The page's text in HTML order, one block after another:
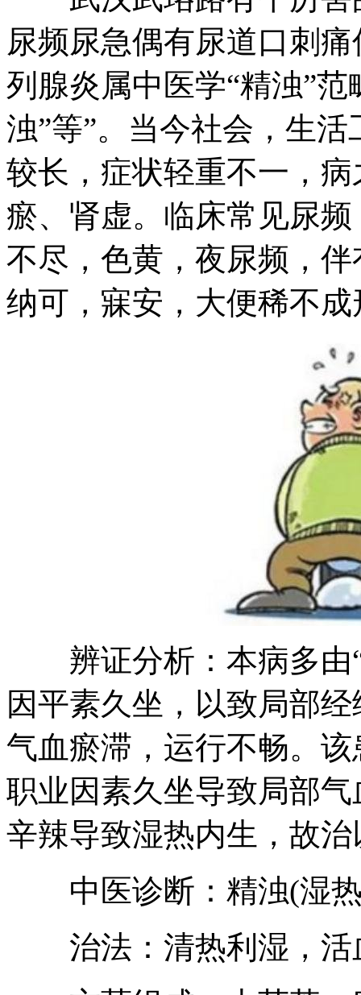
尿频尿急偶有尿道口刺
列腺炎属中医学“精浊”范
浊”等”。当今社会，生
较长，症状轻重不一，
瘀、肾虚。临床常见尿
不尽，色黄，夜尿频，
纳可，寐安，大便稀不
辨证分析：本病多由“
因平素久坐，以致局部
气血瘀滞，运行不畅。
职业因素久坐导致局部
辛辣导致湿热内生，故
中医诊断：精浊(湿热
治法：清热利湿，活